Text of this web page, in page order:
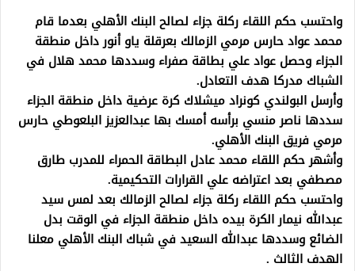
واحتسب حكم اللقاء ركلة جزاء لصالح البنك الأهلي بعدما قام
محمد عواد حارس مرمي الزمالك بعرقلة ياو أنور داخل منطقة
الجزاء وحصل عواد علي بطاقة صفراء وسددها محمد هلال في
الشباك مدركا هدف التعادل.
وأرسل البولندي كونراد ميشلاك كرة عرضية داخل منطقة الجزاء
سددها ناصر منسي برأسه أمسك بها عبدالعزيز البلعوطي حارس
مرمي فريق البنك الأهلي.
وأشهر حكم اللقاء محمد عادل البطاقة الحمراء للمدرب طارق
مصطفي بعد اعتراضه علي القرارات التحكيمية.
واحتسب حكم اللقاء ركلة جزاء لصالح الزمالك بعد لمس سيد
عبدالله نيمار الكرة بيده داخل منطقة الجزاء في الوقت بدل
الضائع وسددها عبدالله السعيد في شباك البنك الأهلي معلنا
الهدف الثالث .